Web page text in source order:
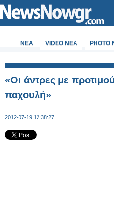
ΝΕΑ VIDEO NEA PHOTO
«Οι άντρες με
παχουλή»
2012-07-19 12:38:27